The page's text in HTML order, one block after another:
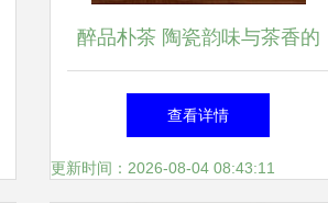
醉品朴茶 陶瓷韵味与茶香的
完美融合
查看详情
更新时间：2026-08-04 08:43:11